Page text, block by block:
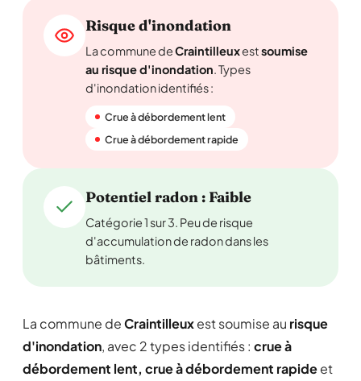
Risque d'inondation
La commune deCraintilleuxestsoumise
au risque d'inondation. Types
d'inondation identifiés :
Crue à débordement lent
Crue à débordement rapide
Potentiel radon : Faible
Catégorie 1 sur 3. Peu de risque
d'accumulation de radon dans les
bâtiments.
La commune deCraintilleuxest soumise au risque
d'inondation, avec 2 types identifiés : crue à
débordement lent, crue à débordement rapideet